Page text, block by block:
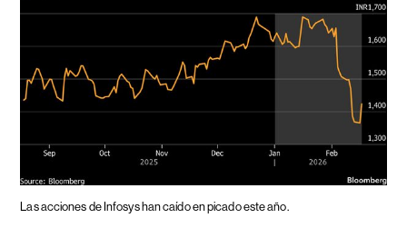
Las acciones de Infosys han caído en picado este año.